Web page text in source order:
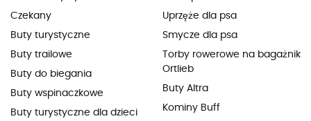
Czekany
Buty turystyczne
Buty trailowe
Buty do biegania
Buty wspinaczkowe
Buty turystyczne dla dzieci
Uprzęże dla psa
Smycze dla psa
Torby rowerowe na bagażnik
Ortlieb
Buty Altra
Kominy Buff